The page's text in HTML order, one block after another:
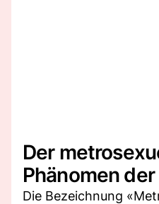
Der
Phänomen
Die Bezeichnung